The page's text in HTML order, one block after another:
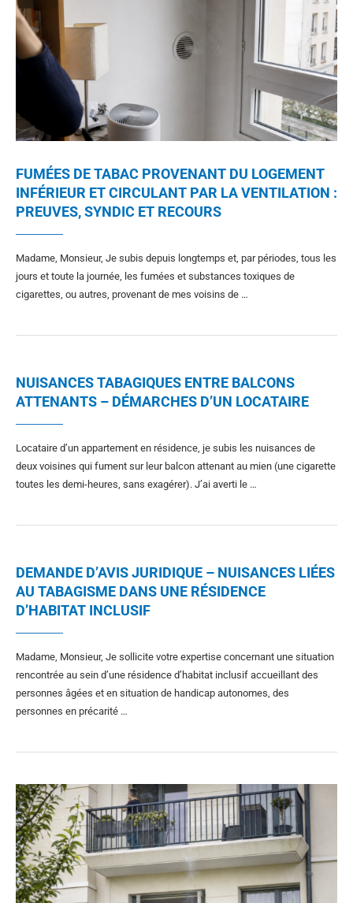
FUMÉES DE TABAC PROVENANT DU LOGEMENT
INFÉRIEUR ET CIRCULANT PAR LA VENTILATION :
PREUVES, SYNDIC ET RECOURS
Madame, Monsieur, Je subis depuis longtemps et, par périodes, tous les
jours et toute la journée, les fumées et substances toxiques de
cigarettes, ou autres, provenant de mes voisins de …
NUISANCES TABAGIQUES ENTRE BALCONS
ATTENANTS – DÉMARCHES D’UN LOCATAIRE
Locataire d’un appartement en résidence, je subis les nuisances de
deux voisines qui fument sur leur balcon attenant au mien (une cigarette
toutes les demi-heures, sans exagérer). J’ai averti le …
DEMANDE D’AVIS JURIDIQUE – NUISANCES LIÉES
AU TABAGISME DANS UNE RÉSIDENCE
D’HABITAT INCLUSIF
Madame, Monsieur, Je sollicite votre expertise concernant une situation
rencontrée au sein d’une résidence d’habitat inclusif accueillant des
personnes âgées et en situation de handicap autonomes, des
personnes en précarité …